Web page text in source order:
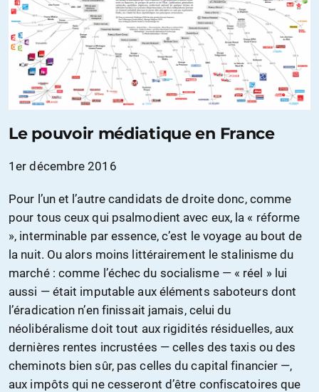
Le pouvoir médiatique en France
1er décembre 2016
Pour l’un et l’autre candidats de droite donc, comme
pour tous ceux qui psalmodient avec eux, la « réforme
», interminable par essence, c’est le voyage au bout de
la nuit. Ou alors moins littérairement le stalinisme du
marché : comme l’échec du socialisme — « réel » lui
aussi — était imputable aux éléments saboteurs dont
l’éradication n’en finissait jamais, celui du
néolibéralisme doit tout aux rigidités résiduelles, aux
dernières rentes incrustées — celles des taxis ou des
cheminots bien sûr, pas celles du capital financier —,
aux impôts qui ne cesseront d’être confiscatoires que